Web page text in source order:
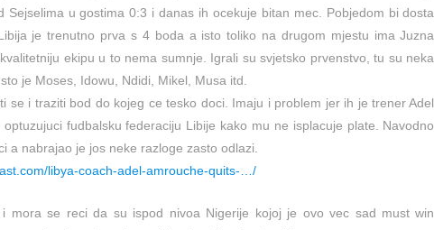
Sejselima u gostima 0:3 i danas ih ocekuje bitan mec. Pobjedom bi dosta
je trenutno prva s 4 boda a isto toliko na drugom mjestu ima Juzna
ekipu u to nema sumnje. Igrali su svjetsko prvenstvo, tu su neka
je Moses, Idowu, Ndidi, Mikel, Musa itd.
se i traziti bod do kojeg ce tesko doci. Imaju i problem jer ih je trener Adel
fudbalsku federaciju Libije kako mu ne isplacuje plate. Navodno
a nabrajao je jos neke razloge zasto odlazi.
libya-coach-adel-amrouche-quits-…/
i mora se reci da su ispod nivoa Nigerije kojoj je ovo vec sad must win